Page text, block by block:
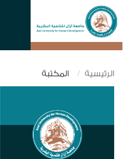
الرئيسية المكتبة